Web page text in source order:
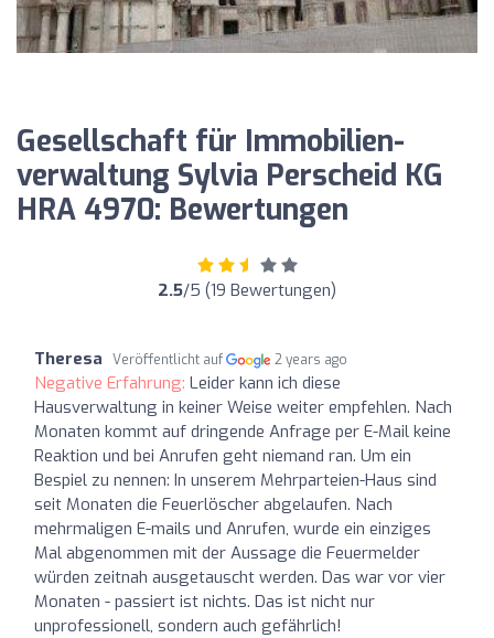
Gesellschaft für Immobilien-
verwaltung Sylvia Perscheid KG
HRA 4970: Bewertungen
2.5/5 (19 Bewertungen)
Theresa Veröffentlicht auf 2 years ago
Negative Erfahrung: Leider kann ich diese
Hausverwaltung in keiner Weise weiter empfehlen. Nach
Monaten kommt auf dringende Anfrage per E-Mail keine
Reaktion und bei Anrufen geht niemand ran. Um ein
Bespiel zu nennen: In unserem Mehrparteien-Haus sind
seit Monaten die Feuerlöscher abgelaufen. Nach
mehrmaligen E-mails und Anrufen, wurde ein einziges
Mal abgenommen mit der Aussage die Feuermelder
würden zeitnah ausgetauscht werden. Das war vor vier
Monaten - passiert ist nichts. Das ist nicht nur
unprofessionell, sondern auch gefährlich!